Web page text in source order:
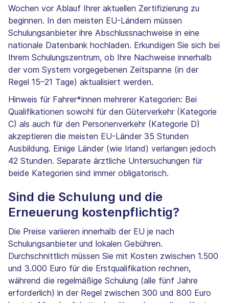
Wochen vor Ablauf Ihrer aktuellen Zertifizierung zu
beginnen. In den meisten EU-Ländern müssen
Schulungsanbieter ihre Abschlussnachweise in eine
nationale Datenbank hochladen. Erkundigen Sie sich bei
Ihrem Schulungszentrum, ob Ihre Nachweise innerhalb
der vom System vorgegebenen Zeitspanne (in der
Regel 15–21 Tage) aktualisiert werden.
Hinweis für Fahrer*innen mehrerer Kategorien: Bei
Qualifikationen sowohl für den Güterverkehr (Kategorie
C) als auch für den Personenverkehr (Kategorie D)
akzeptieren die meisten EU-Länder 35 Stunden
Ausbildung. Einige Länder (wie Irland) verlangen jedoch
42 Stunden. Separate ärztliche Untersuchungen für
beide Kategorien sind immer obligatorisch.
Sind die Schulung und die
Erneuerung kostenpflichtig?
Die Preise variieren innerhalb der EU je nach
Schulungsanbieter und lokalen Gebühren.
Durchschnittlich müssen Sie mit Kosten zwischen 1.500
und 3.000 Euro für die Erstqualifikation rechnen,
während die regelmäßige Schulung (alle fünf Jahre
erforderlich) in der Regel zwischen 300 und 800 Euro